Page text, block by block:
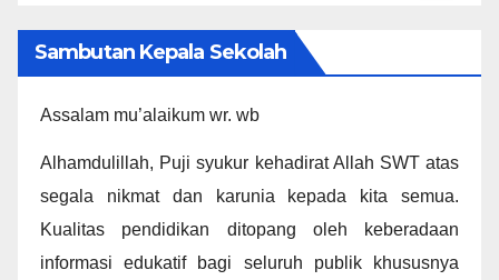
Sambutan Kepala Sekolah
Assalam mu’alaikum wr. wb
Alhamdulillah, Puji syukur kehadirat Allah SWT atas
segala nikmat dan karunia kepada kita semua.
Kualitas pendidikan ditopang oleh keberadaan
informasi edukatif bagi seluruh publik khususnya